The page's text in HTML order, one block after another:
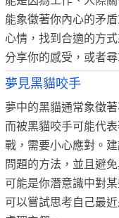
能象徵著你內心的矛
心情，找到合適的方
分享你的感受，或者
夢見黑貓咬手
夢中的黑貓通常象徵
而被黑貓咬手可能代
戰，需要小心應對。
問題的方法，並且避
可能是你潛意識中對
可以嘗試思考自己最